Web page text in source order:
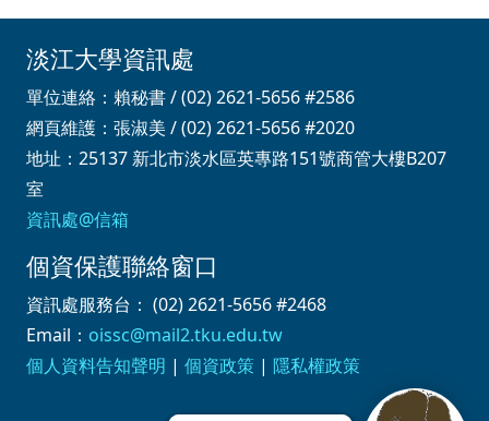
淡江大學資訊處
單位連絡：賴秘書 / (02) 2621-5656 #2586
網頁維護：張淑美 / (02) 2621-5656 #2020
地址：25137 新北市淡水區英專路151號商管大樓B207
室
資訊處@信箱
個資保護聯絡窗口
資訊處服務台： (02) 2621-5656 #2468
Email： oissc@mail2.tku.edu.tw
個人資料告知聲明 | 個資政策 | 隱私權政策